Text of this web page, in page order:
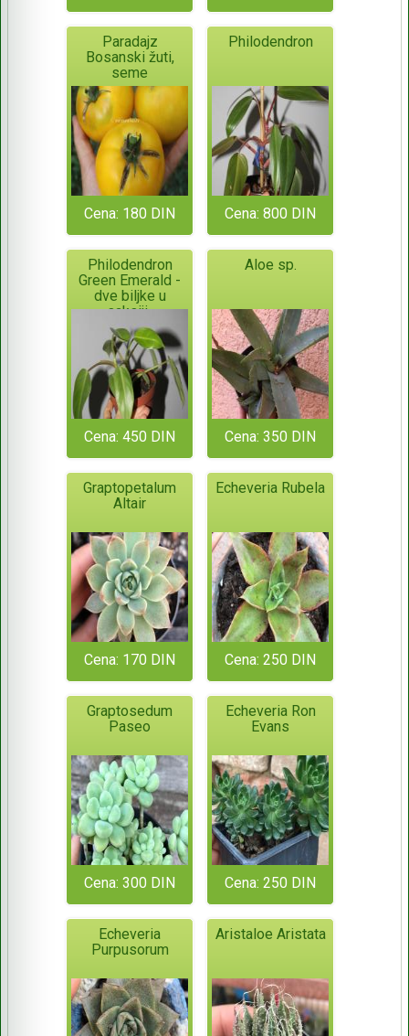
Paradajz
Bosanski žuti,
seme
Cena: 180 DIN
Philodendron
Cena: 800 DIN
Philodendron
Green Emerald -
dve biljke u
saksiji-
Cena: 450 DIN
Aloe sp.
Cena: 350 DIN
Graptopetalum
Altair
Cena: 170 DIN
Echeveria Rubela
Cena: 250 DIN
Graptosedum
Paseo
Cena: 300 DIN
Echeveria Ron
Evans
Cena: 250 DIN
Echeveria
Purpusorum
Aristaloe Aristata